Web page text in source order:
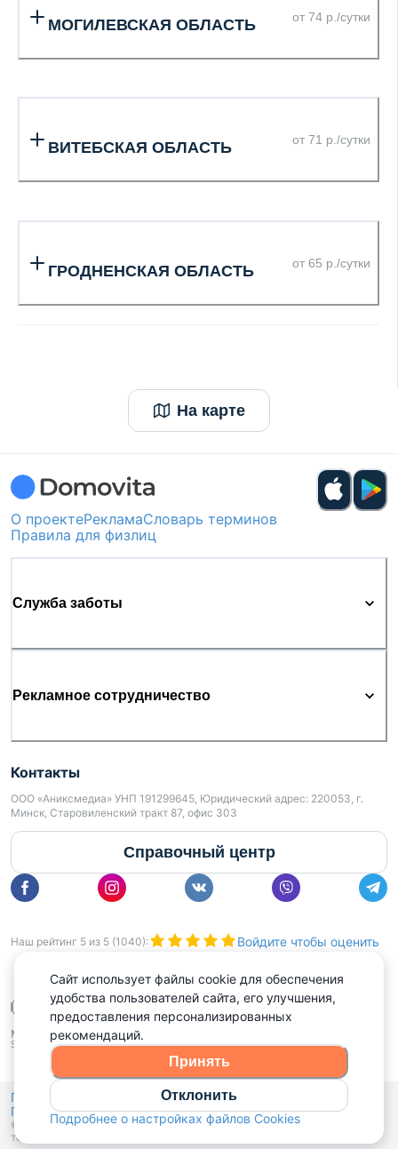
МОГИЛЕВСКАЯ ОБЛАСТЬ от 74 р./сутки
ВИТЕБСКАЯ ОБЛАСТЬ от 71 р./сутки
ГРОДНЕНСКАЯ ОБЛАСТЬ от 65 р./сутки
На карте
О проектеРекламаСловарь терминов
Правила для физлиц
Служба заботы
Рекламное сотрудничество
Контакты
ООО «Аниксмедиа» УНП 191299645, Юридический адрес: 220053, г.
Минск, Старовиленский тракт 87, офис 303
Справочный центр
Наш рейтинг 5 из 5 (1040): Войдите чтобы оценить
Политика конфиденциальности,
Политика обработки файлов кукииВыбор настроек Cookies
© 2015 - 2026, Domovita.by. Копирование материалов допускается
только при наличии активной ссылки.
Сайт использует файлы cookie для обеспечения
удобства пользователей сайта, его улучшения,
предоставления персонализированных
рекомендаций.
Принять
Отклонить
Подробнее о настройках файлов Cookies